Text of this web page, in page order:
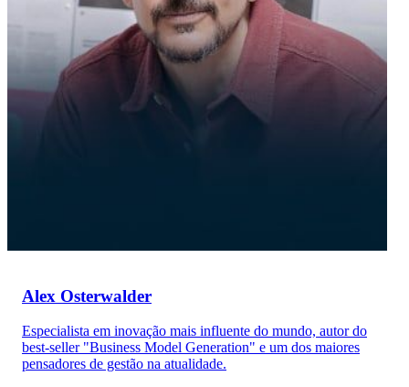
Alex Osterwalder
Especialista em inovação mais influente do mundo, autor do
best-seller "Business Model Generation" e um dos maiores
pensadores de gestão na atualidade.